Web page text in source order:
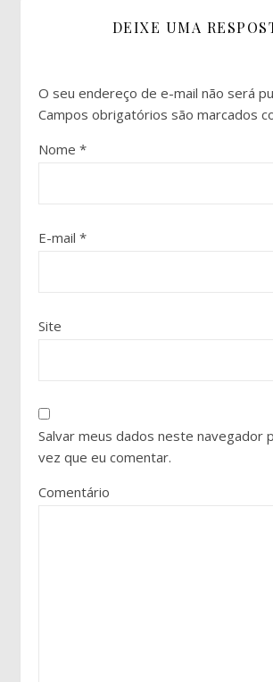
DEIXE UMA
O seu endereço de e-mail não será
Campos obrigatórios são marcados
Nome *
E-mail *
Site
Salvar meus dados neste navegador
vez que eu comentar.
Comentário